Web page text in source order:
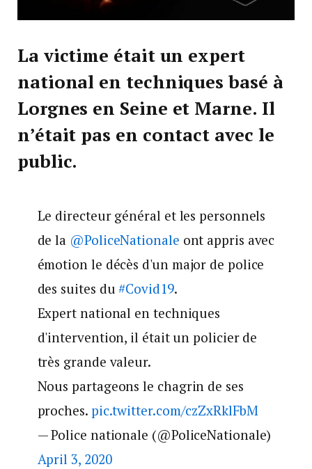
La victime était un expert
national en techniques basé à
Lorgnes en Seine et Marne. Il
n’était pas en contact avec le
public.
Le directeur général et les personnels
de la @PoliceNationale ont appris avec
émotion le décès d'un major de police
des suites du#Covid19.
Expert national en techniques
d'intervention, il était un policier de
très grande valeur.
Nous partageons le chagrin de ses
proches. pic.twitter.com/czZxRklFbM
— Police nationale (@PoliceNationale)
April 3, 2020